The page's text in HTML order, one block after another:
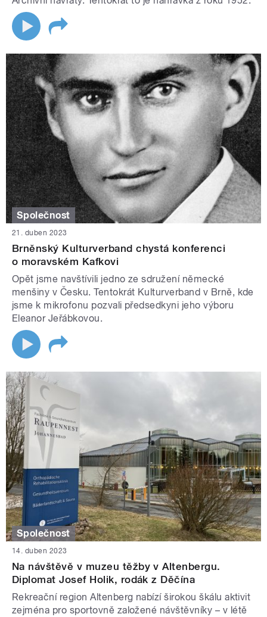
Společnost
21. duben 2023
Brněnský Kulturverband chystá konferenci
o moravském Kafkovi
Opět jsme navštívili jedno ze sdružení německé
menšiny v Česku. Tentokrát Kulturverband v Brně, kde
jsme k mikrofonu pozvali předsedkyni jeho výboru
Eleanor Jeřábkovou.
Společnost
14. duben 2023
Na návštěvě v muzeu těžby v Altenbergu.
Diplomat Josef Holik, rodák z Děčína
Rekreační region Altenberg nabízí širokou škálu aktivit
zejména pro sportovně založené návštěvníky – v létě